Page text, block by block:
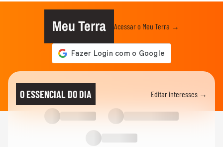
Meu Terra Acessar o Meu Terra →
O ESSENCIAL DO DIA Editar interesses →